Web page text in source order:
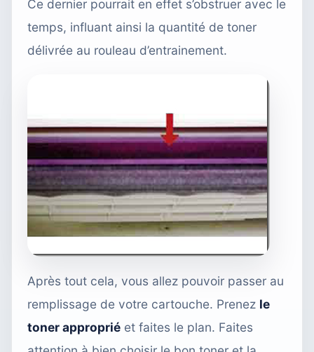
Ce dernier pourrait en effet s’obstruer avec le
temps, influant ainsi la quantité de toner
délivrée au rouleau d’entrainement.
Après tout cela, vous allez pouvoir passer au
remplissage de votre cartouche. Prenez le
toner approprié et faites le plan. Faites